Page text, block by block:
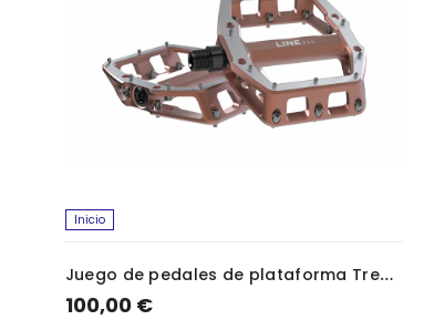
Inicio
Juego de pedales de plataforma Trek Line Pro
100,00 €